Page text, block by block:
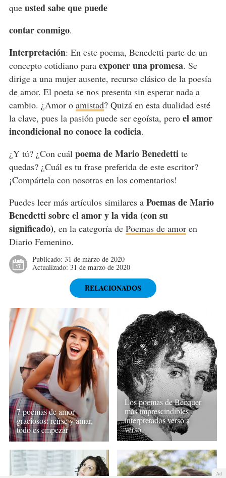
que usted sabe que puede
contar conmigo.
Interpretación: En este poema, Benedetti parte de un
concepto cotidiano para exponer una promesa. Se
dirige a una mujer ausente, recurso clásico de la poesía
de amor. El poeta se nos presenta sin esperar nada a
cambio. ¿Amor o amistad? Quizá en esta dualidad esté
la clave, pues la pasión puede ser egoísta, pero el amor
incondicional no conoce la codicia.
¿Y tú? ¿Con cuál poema de Mario Benedetti te
quedas? ¿Cuál es tu frase preferida de este escritor?
¡Compártela con nosotras en los comentarios!
Puedes leer más artículos similares a Poemas de Mario
Benedetti sobre el amor y la vida (con su
significado), en la categoría de Poemas de amoren
Diario Femenino.
Publicado: 31 de marzo de 2020
Actualizado: 31 de marzo de 2020
RELACIONADOS
7 poemas de amor
graciosos: reírse y amar,
todo es empezar
Los poemas de Bécquer
más imprescindibles
interpretados verso a
verso
Ad